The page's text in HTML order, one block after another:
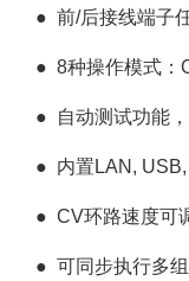
● 前/后接线端子
● 8种操作模式：
● 自动测试功能
● 内置LAN,
● CV环路速度可
● 可同步执行多